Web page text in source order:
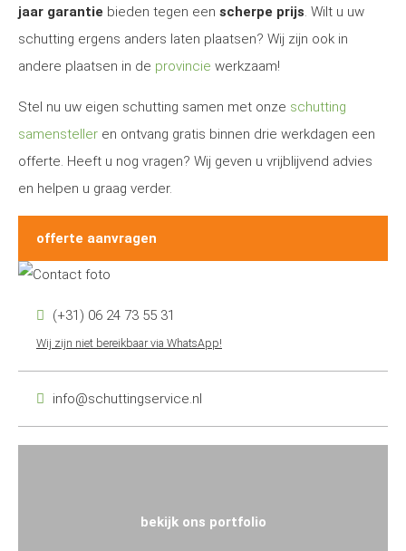
jaar garantie bieden tegen een scherpe prijs. Wilt u uw
schutting ergens anders laten plaatsen? Wij zijn ook in
andere plaatsen in de provincie werkzaam!
Stel nu uw eigen schutting samen met onze schutting
samensteller en ontvang gratis binnen drie werkdagen een
offerte. Heeft u nog vragen? Wij geven u vrijblijvend advies
en helpen u graag verder.
offerte aanvragen
(+31) 06 24 73 55 31
Wij zijn niet bereikbaar via WhatsApp!
info@schuttingservice.nl
bekijk ons portfolio